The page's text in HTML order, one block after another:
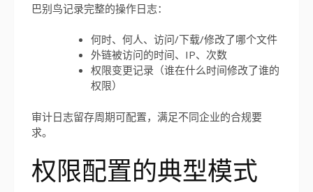
巴别鸟记录完整的操作日志：
何时、何人、访问/下载/修改了哪个文件
外链被访问的时间、IP、次数
权限变更记录（谁在什么时间修改了谁的
权限）
审计日志留存周期可配置，满足不同企业的合规要
求。
权限配置的典型模式